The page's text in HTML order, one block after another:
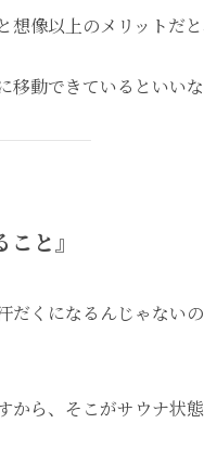
像以上のメリットだ
動できているといいな
と』
だくになるんじゃないの
ら、そこがサウナ状